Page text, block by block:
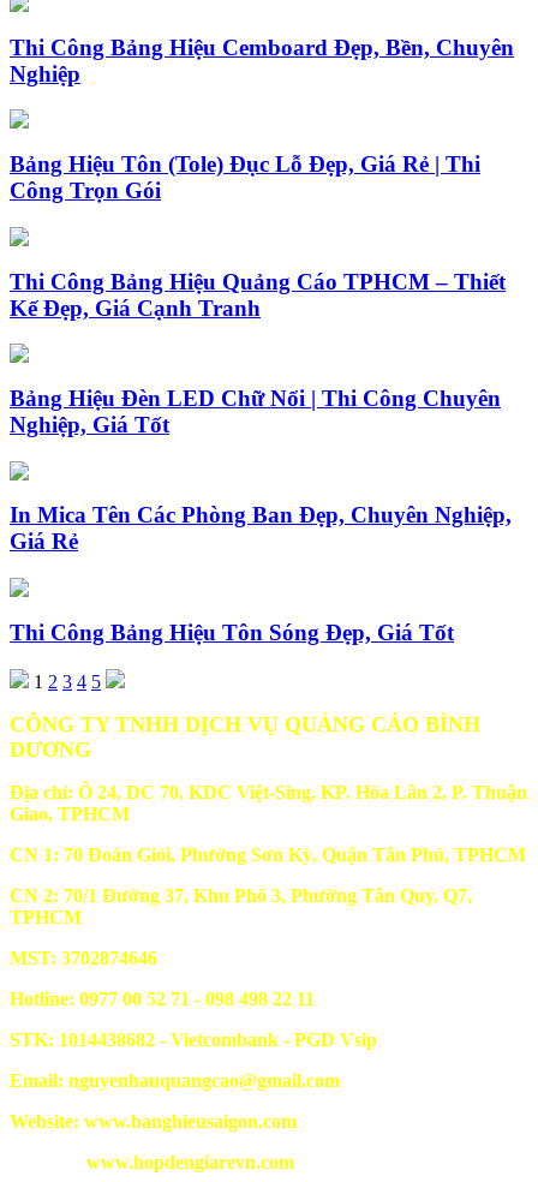
Thi Công Bảng Hiệu Cemboard Đẹp, Bền, Chuyên
Nghiệp
Bảng Hiệu Tôn (Tole) Đục Lỗ Đẹp, Giá Rẻ | Thi
Công Trọn Gói
Thi Công Bảng Hiệu Quảng Cáo TPHCM – Thiết
Kế Đẹp, Giá Cạnh Tranh
Bảng Hiệu Đèn LED Chữ Nổi | Thi Công Chuyên
Nghiệp, Giá Tốt
In Mica Tên Các Phòng Ban Đẹp, Chuyên Nghiệp,
Giá Rẻ
Thi Công Bảng Hiệu Tôn Sóng Đẹp, Giá Tốt
1 2 3 4 5
CÔNG TY TNHH DỊCH VỤ QUẢNG CÁO BÌNH
DƯƠNG
Địa chỉ: Ô 24, DC 70, KDC Việt-Sing, KP. Hòa Lân 2, P. Thuận
Giao, TPHCM
CN 1: 70 Đoàn Giỏi, Phường Sơn Kỳ, Quận Tân Phú, TPHCM
CN 2: 70/1 Đường 37, Khu Phố 3, Phường Tân Quy, Q7,
TPHCM
MST: 3702874646
Hotline: 0977 00 52 71 - 098 498 22 11
STK: 1014438682 - Vietcombank - PGD Vsip
Email: nguyenhauquangcao@gmail.com
Website: www.banghieusaigon.com
www.hopdengiarevn.com